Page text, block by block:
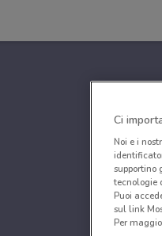
Ci
Noi e i
supportino
tecnologie
Puoi
sul link
Per